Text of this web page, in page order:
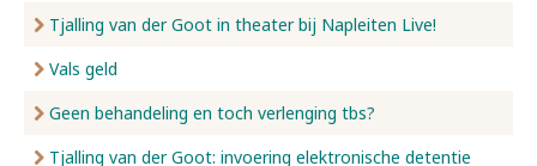
Tjalling van der Goot in theater bij Napleiten Live!
Vals geld
Geen behandeling en toch verlenging tbs?
Tjalling van der Goot: invoering elektronische detentie